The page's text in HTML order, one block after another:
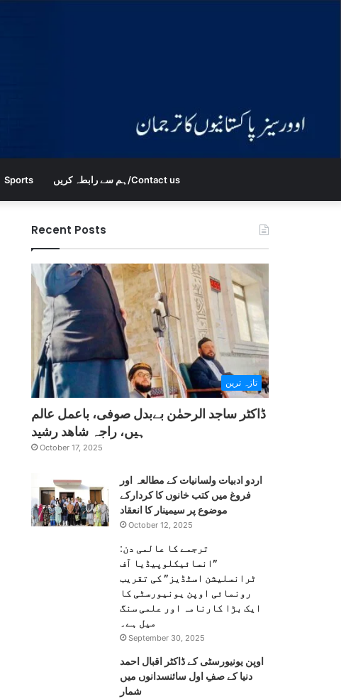
Sports ہم سے رابطہ کریں/Contact us
Recent Posts
تازہ ترین
ڈاکٹر ساجد الرحمٰن بےبدل صوفی، باعمل عالم
ہیں، راجہ شاھد رشید
October 17, 2025
اردو ادبیات ولسانیات کے مطالعہ اور
فروغ میں کتب خانوں کا کردارکے
موضوع پر سیمینار کا انعقاد
October 12, 2025
ترجمے کا عالمی دن:
”انسائیکلوپیڈیا آف
ٹرانسلیشن اسٹڈیز” کی تقریب
رونمائی اوپن یونیورسٹی کا
ایک بڑا کارنامہ اور علمی سنگ
میل ہے۔
September 30, 2025
اوپن یونیورسٹی کے ڈاکٹر اقبال احمد
دنیا کے صفِ اول سائنسدانوں میں
شمار